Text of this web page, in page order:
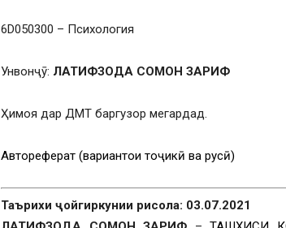
6D050300 – Психология
Унвонҷӯ: ЛАТИФЗОДА СОМОН ЗАРИФ
Ҳимоя дар ДМТ баргузор мегардад.
Автореферат (вариантҳои тоҷикӣ ва русӣ)
Таърихи ҷойгиркунии рисола: 03.07.2021